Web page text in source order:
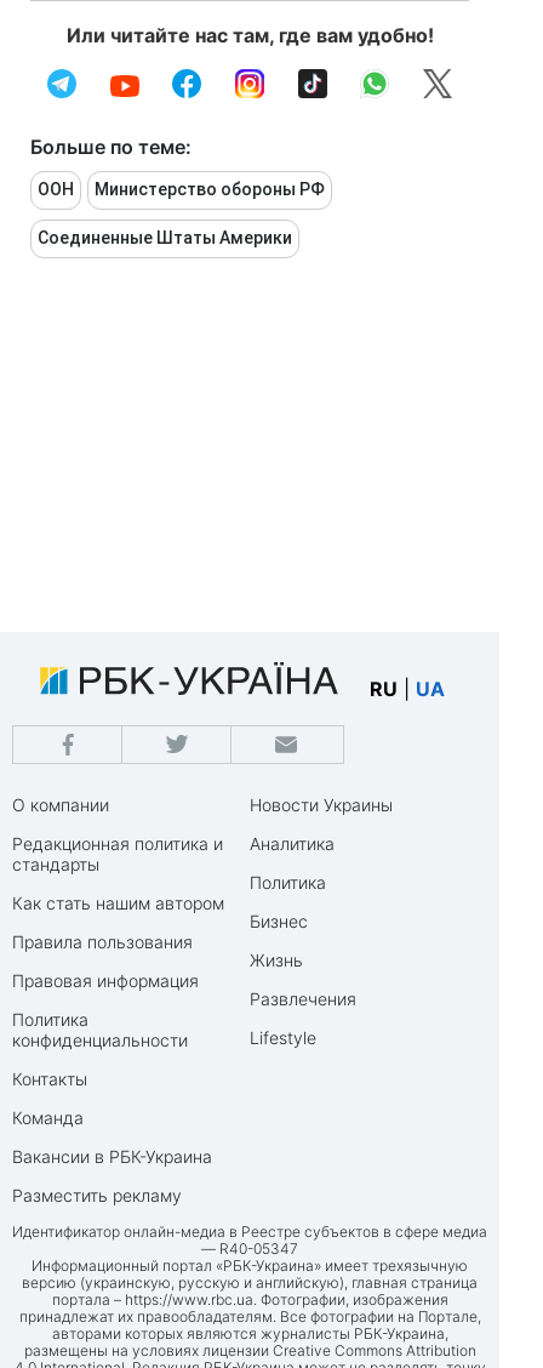
Или читайте нас там, где вам удобно!
Больше по теме:
ООН Министерство обороны РФ
Соединенные Штаты Америки
RU UA
О компании
Редакционная политика и
стандарты
Как стать нашим автором
Правила пользования
Правовая информация
Политика
конфиденциальности
Контакты
Команда
Вакансии в РБК-Украина
Разместить рекламу
Новости Украины
Аналитика
Политика
Бизнес
Жизнь
Развлечения
Lifestyle
Идентификатор онлайн-медиа в Реестре субъектов в сфере медиа
— R40-05347
Информационный портал «РБК-Украина» имеет трехязычную
версию (украинскую, русскую и английскую), главная страница
портала – https://www.rbc.ua. Фотографии, изображения
принадлежат их правообладателям. Все фотографии на Портале,
авторами которых являются журналисты РБК-Украина,
размещены на условиях лицензии Creative Commons Attribution